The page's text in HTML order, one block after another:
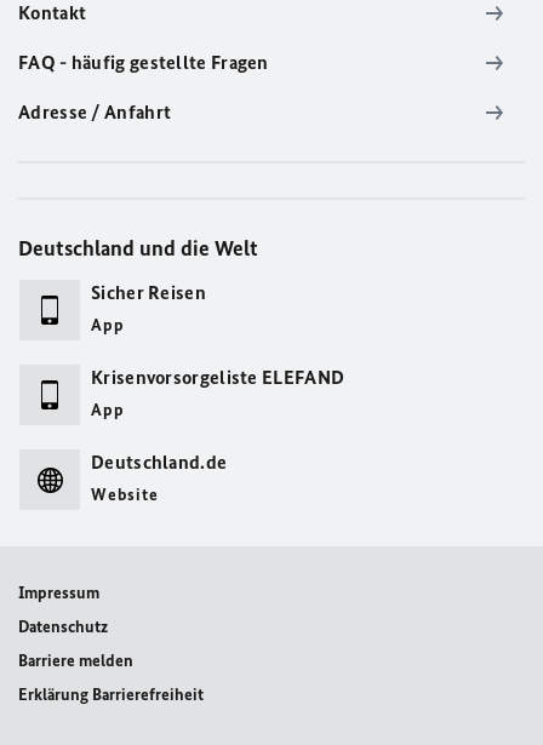
Kontakt
FAQ - häufig gestellte Fragen
Adresse / Anfahrt
Deutschland und die Welt
Sicher Reisen
App
Krisenvorsorgeliste ELEFAND
App
Deutschland.de
Website
Impressum
Datenschutz
Barriere melden
Erklärung Barrierefreiheit